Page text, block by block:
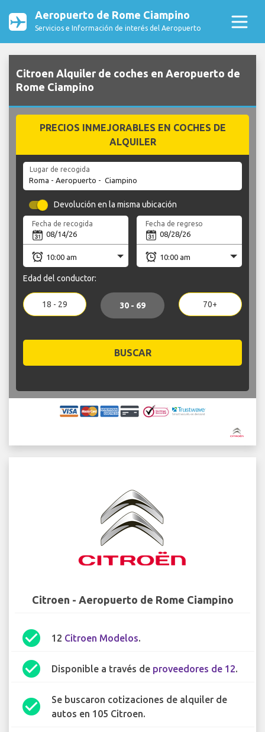
Aeropuerto de Rome Ciampino
Servicios e Información de interés del Aeropuerto
Citroen Alquiler de coches en Aeropuerto de
Rome Ciampino
PRECIOS INMEJORABLES EN COCHES DE
ALQUILER
Lugar de recogida
Devolución en la misma ubicación
Fecha de recogida Fecha de regreso
Edad del conductor:
18 - 29 30 - 69 70+
BUSCAR
Citroen - Aeropuerto de Rome Ciampino
check_circle 12 Citroen Modelos.
check_circle Disponible a través de proveedores de 12.
check_circle
Se buscaron cotizaciones de alquiler de
autos en 105 Citroen.